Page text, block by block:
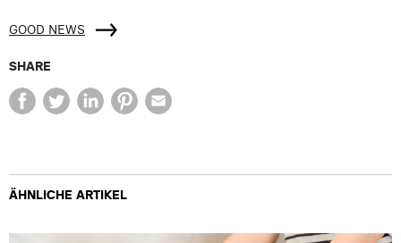
GOOD NEWS
SHARE
ÄHNLICHE ARTIKEL